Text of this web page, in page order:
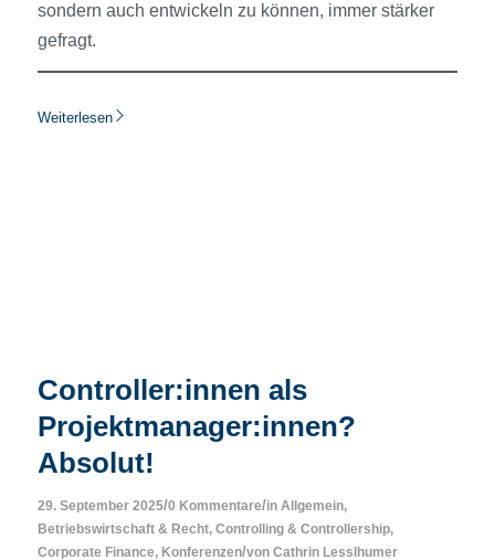
sondern auch entwickeln zu können, immer stärker
gefragt.
Weiterlesen
Controller:innen als
Projektmanager:innen?
Absolut!
29. September 2025/0 Kommentare/in Allgemein,
Betriebswirtschaft & Recht, Controlling & Controllership,
Corporate Finance, Konferenzen/von Cathrin Lesslhumer